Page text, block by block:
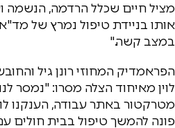
מציל חיים שכלל הרדמה, הנשמה
אותו בניידת טיפול נמרץ של
במצב קשה."
הפראמדיק המחוזי רונן גיל
לוין מאיחוד הצלה מסרו: "נמסר
מטרקטור באתר עבודה, הענקנו לו
פונה להמשך טיפול בבית חולים